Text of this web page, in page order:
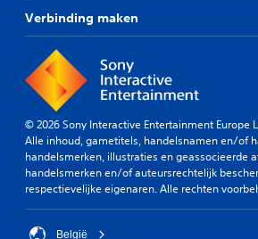
Verbinding maken
© 2026 Sony Interactive Entertainment Europe
Alle inhoud, gametitels, handelsnamen en/of
handelsmerken, illustraties en geassocieerde
handelsmerken en/of auteursrechtelijk
respectievelijke eigenaren. Alle rechten
België